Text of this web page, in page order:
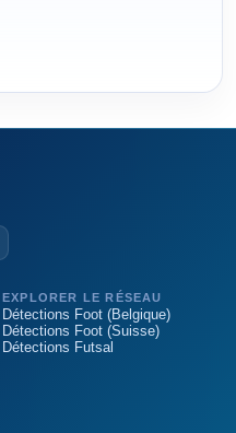
EXPLORER LE RÉSEAU
Détections Foot (Belgique)
Détections Foot (Suisse)
Détections Futsal